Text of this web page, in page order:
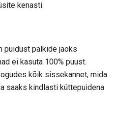
kenasti.
puidust palkide jaoks
ei kasuta 100% puust.
kõik sissekannet, mida
saaks kindlasti küttepuidena